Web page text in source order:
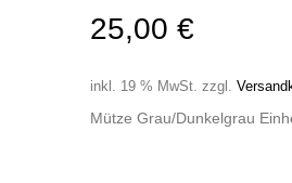
25,00 €
inkl. 19 % MwSt. zzgl.
Mütze Grau/Dunkelgrau